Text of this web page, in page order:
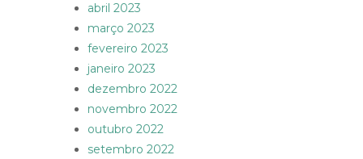
abril 2023
março 2023
fevereiro 2023
janeiro 2023
dezembro 2022
novembro 2022
outubro 2022
setembro 2022